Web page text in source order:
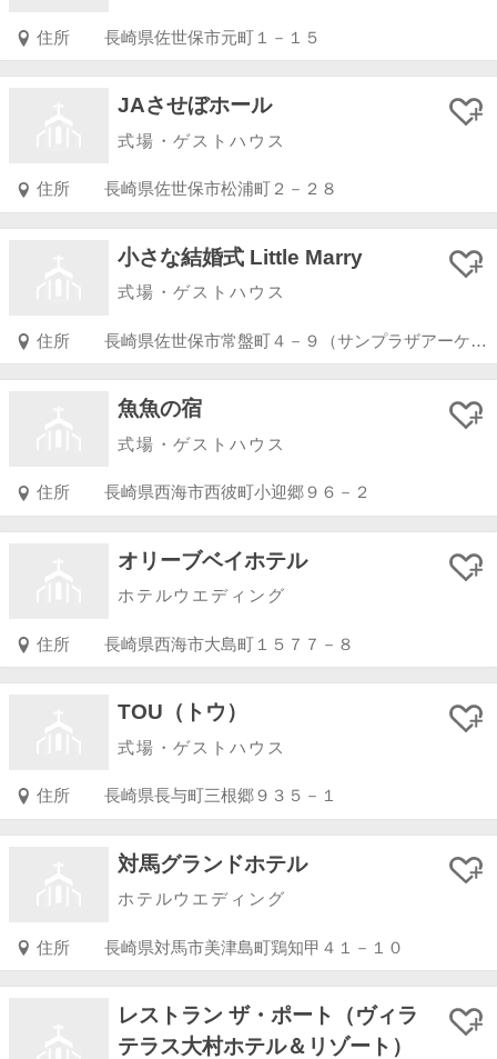
住所 長崎県佐世保市元町１－１５
JAさせぼホール
式場・ゲストハウス
住所 長崎県佐世保市松浦町２－２８
小さな結婚式 Little Marry
式場・ゲストハウス
住所 長崎県佐世保市常盤町４－９（サンプラザアーケード内）
魚魚の宿
式場・ゲストハウス
住所 長崎県西海市西彼町小迎郷９６－２
オリーブベイホテル
ホテルウエディング
住所 長崎県西海市大島町１５７７－８
TOU（トウ）
式場・ゲストハウス
住所 長崎県長与町三根郷９３５－１
対馬グランドホテル
ホテルウエディング
住所 長崎県対馬市美津島町鶏知甲４１－１０
レストラン ザ・ポート（ヴィラ
テラス大村ホテル＆リゾート）